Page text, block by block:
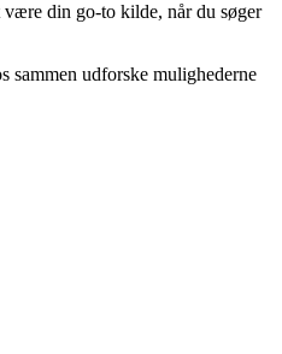
din go-to kilde, når du søger
sammen udforske mulighederne